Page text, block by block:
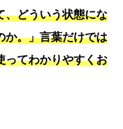
、どういう状態にな
か。」言葉だけでは
ってわかりやすくお